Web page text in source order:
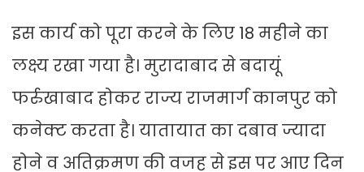
इस कार्य को पूरा करने के लिए 18 महीने का
लक्ष्य रखा गया है। मुरादाबाद से बदायूं
फर्रुखाबाद होकर राज्य राजमार्ग कानपुर को
कनेक्ट करता है। यातायात का दबाव ज्यादा
होने व अतिक्रमण की वजह से इस पर आए दिन